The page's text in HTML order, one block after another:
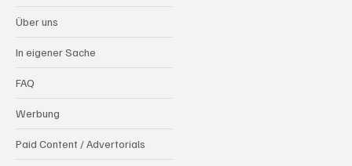
Über uns
In eigener Sache
FAQ
Werbung
Paid Content / Advertorials